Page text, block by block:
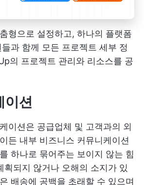
형으로 설정하고, 하나의 플랫폼
과 함께 모든 프로젝트 세부 정
의 프로젝트 관리와 리소스를 공
이션
이션은 공급업체 및 고객과의 외
든 내부 비즈니스 커뮤니케이션
하나로 묶어주는 보이지 않는 힘
획되지 않거나 오해의 소지가 있
배송에 공백을 초래할 수 있으며